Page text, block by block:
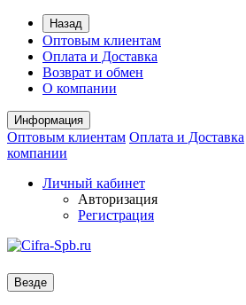
Назад
Оптовым клиентам
Оплата и Доставка
Возврат и обмен
О компании
Информация
Оптовым клиентам Оплата и Доставка
компании
Личный кабинет
Авторизация
Регистрация
Везде